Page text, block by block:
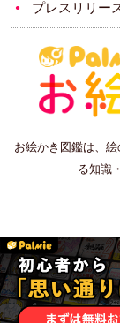
プレスリリー
お絵かき図鑑は、
る知識